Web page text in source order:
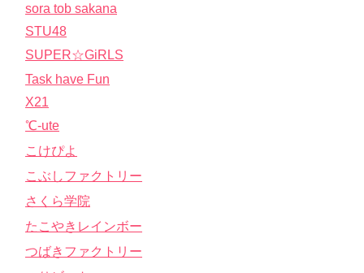
sora tob sakana
STU48
SUPER☆GiRLS
Task have Fun
X21
℃-ute
こけぴよ
こぶしファクトリー
さくら学院
たこやきレインボー
つばきファクトリー